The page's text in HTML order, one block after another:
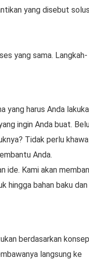
yang disebut
yang sama. Langkah-
yang harus Anda
ingin Anda buat.
Tidak perlu
Anda.
ide. Kami akan
hingga bahan baku dan
berdasarkan konsep
langsung ke